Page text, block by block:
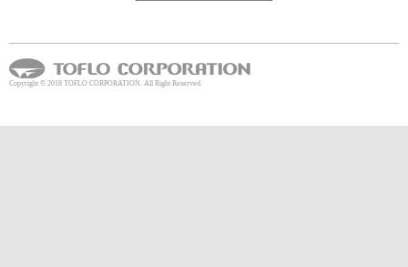
Copyright © 2018 TOFLO CORPORATION. All Right Reserved.